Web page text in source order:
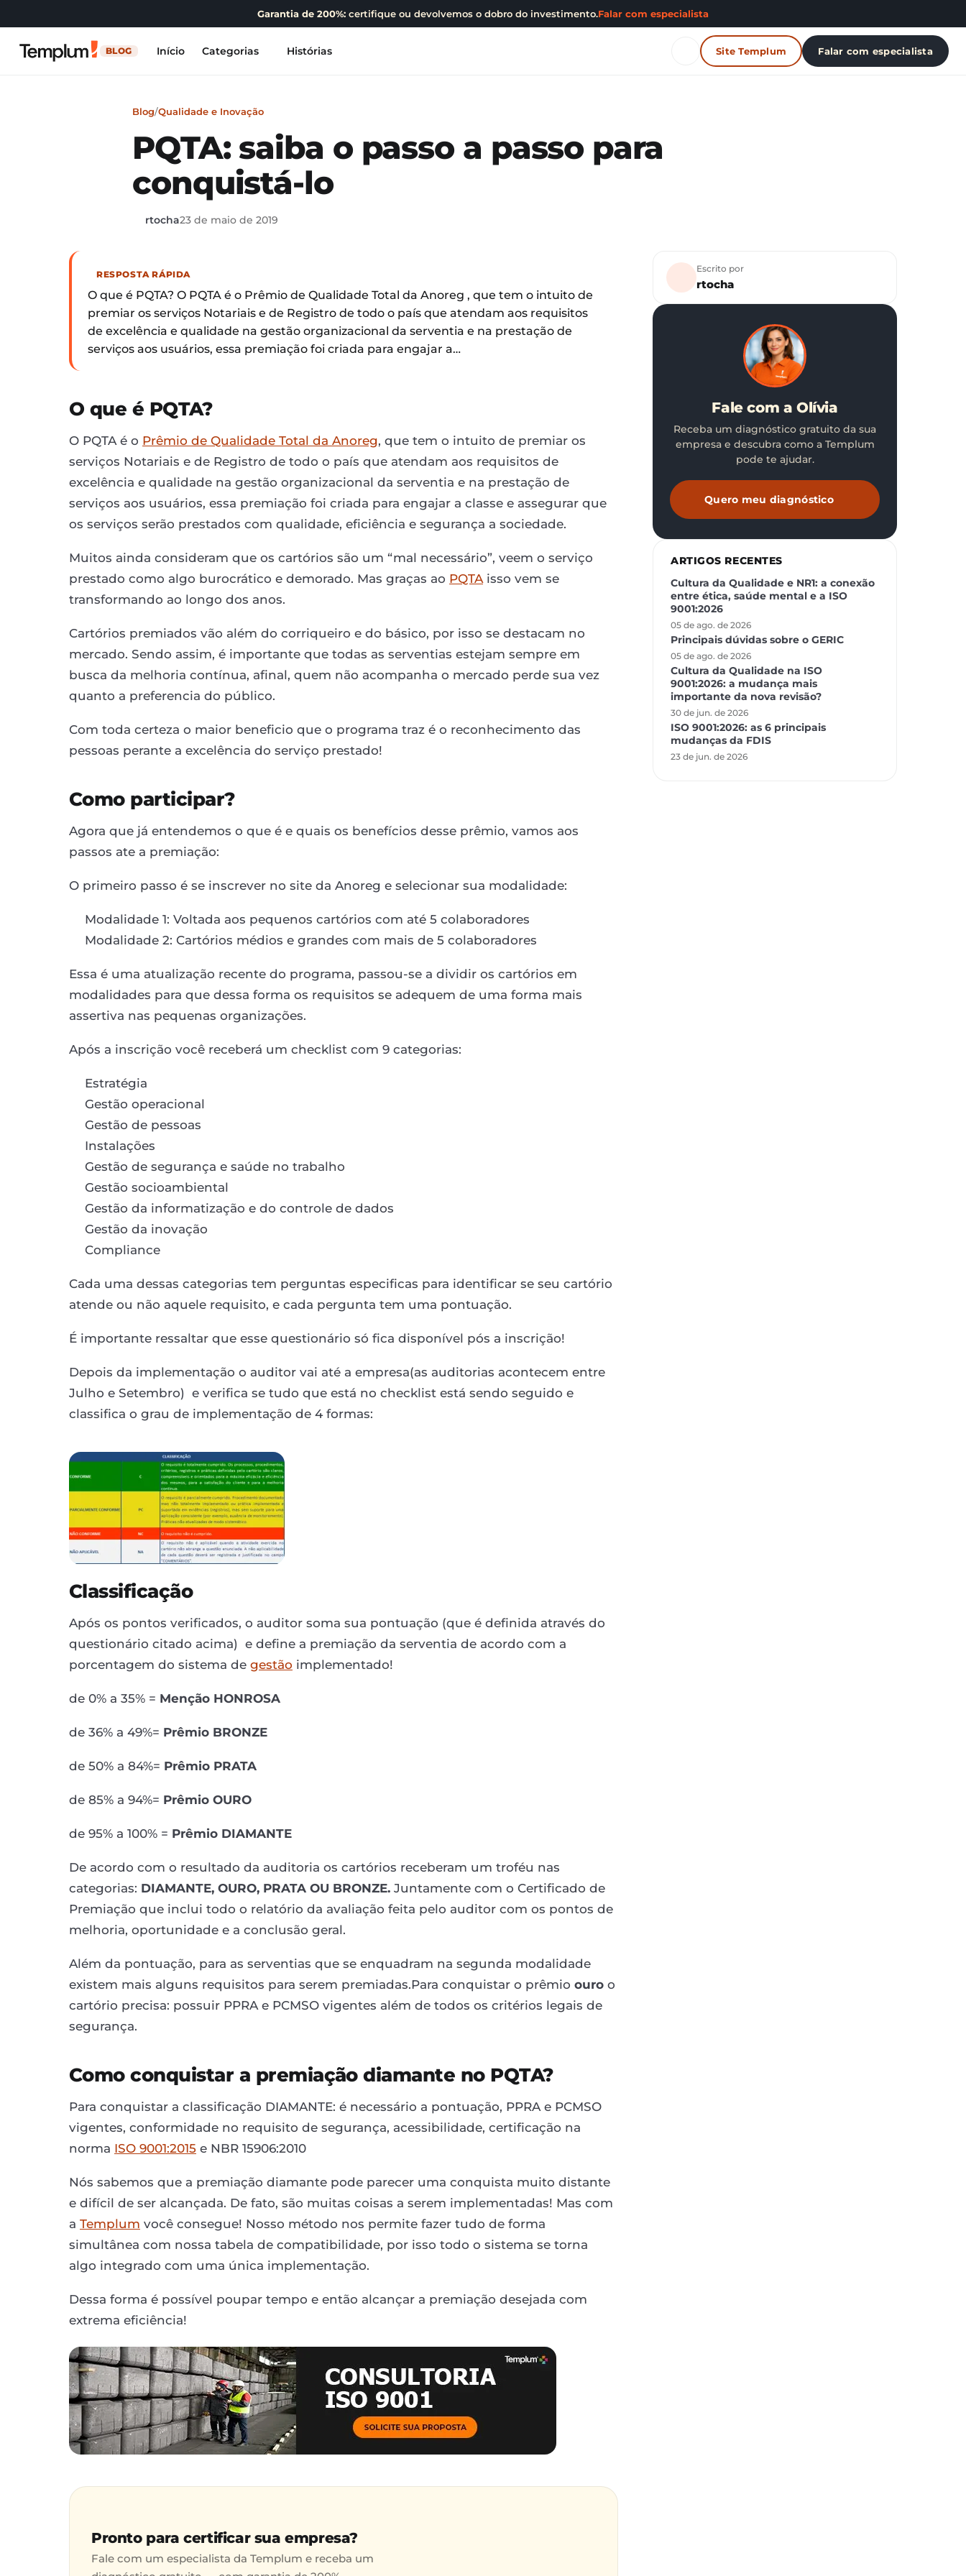
Garantia de 200%: certifique ou devolvemos o dobro do investimento.Falar com especialista
BLOG Início Categorias Histórias Site Templum Falar com especialista
Blog/Qualidade e Inovação
PQTA: saiba o passo a passo para
conquistá-lo
rtocha23 de maio de 2019
RESPOSTA RÁPIDA
O que é PQTA? O PQTA é o Prêmio de Qualidade Total da Anoreg , que tem o intuito de
premiar os serviços Notariais e de Registro de todo o país que atendam aos requisitos
de excelência e qualidade na gestão organizacional da serventia e na prestação de
serviços aos usuários, essa premiação foi criada para engajar a…
O que é PQTA?
O PQTA é o Prêmio de Qualidade Total da Anoreg, que tem o intuito de premiar os
serviços Notariais e de Registro de todo o país que atendam aos requisitos de
excelência e qualidade na gestão organizacional da serventia e na prestação de
serviços aos usuários, essa premiação foi criada para engajar a classe e assegurar que
os serviços serão prestados com qualidade, eficiência e segurança a sociedade.
Muitos ainda consideram que os cartórios são um “mal necessário”, veem o serviço
prestado como algo burocrático e demorado. Mas graças ao PQTA isso vem se
transformando ao longo dos anos.
Cartórios premiados vão além do corriqueiro e do básico, por isso se destacam no
mercado. Sendo assim, é importante que todas as serventias estejam sempre em
busca da melhoria contínua, afinal, quem não acompanha o mercado perde sua vez
quanto a preferencia do público.
Com toda certeza o maior beneficio que o programa traz é o reconhecimento das
pessoas perante a excelência do serviço prestado!
Como participar?
Agora que já entendemos o que é e quais os benefícios desse prêmio, vamos aos
passos ate a premiação:
O primeiro passo é se inscrever no site da Anoreg e selecionar sua modalidade:
Modalidade 1: Voltada aos pequenos cartórios com até 5 colaboradores
Modalidade 2: Cartórios médios e grandes com mais de 5 colaboradores
Essa é uma atualização recente do programa, passou-se a dividir os cartórios em
modalidades para que dessa forma os requisitos se adequem de uma forma mais
assertiva nas pequenas organizações.
Após a inscrição você receberá um checklist com 9 categorias:
Estratégia
Gestão operacional
Gestão de pessoas
Instalações
Gestão de segurança e saúde no trabalho
Gestão socioambiental
Gestão da informatização e do controle de dados
Gestão da inovação
Compliance
Cada uma dessas categorias tem perguntas especificas para identificar se seu cartório
atende ou não aquele requisito, e cada pergunta tem uma pontuação.
É importante ressaltar que esse questionário só fica disponível pós a inscrição!
Depois da implementação o auditor vai até a empresa(as auditorias acontecem entre
Julho e Setembro) e verifica se tudo que está no checklist está sendo seguido e
classifica o grau de implementação de 4 formas:
Classificação
Após os pontos verificados, o auditor soma sua pontuação (que é definida através do
questionário citado acima) e define a premiação da serventia de acordo com a
porcentagem do sistema de gestão implementado!
de 0% a 35% = Menção HONROSA
de 36% a 49%= Prêmio BRONZE
de 50% a 84%= Prêmio PRATA
de 85% a 94%= Prêmio OURO
de 95% a 100% = Prêmio DIAMANTE
De acordo com o resultado da auditoria os cartórios receberam um troféu nas
categorias: DIAMANTE, OURO, PRATA OU BRONZE. Juntamente com o Certificado de
Premiação que inclui todo o relatório da avaliação feita pelo auditor com os pontos de
melhoria, oportunidade e a conclusão geral.
Além da pontuação, para as serventias que se enquadram na segunda modalidade
existem mais alguns requisitos para serem premiadas.Para conquistar o prêmio ouro o
cartório precisa: possuir PPRA e PCMSO vigentes além de todos os critérios legais de
segurança.
Como conquistar a premiação diamante no PQTA?
Para conquistar a classificação DIAMANTE: é necessário a pontuação, PPRA e PCMSO
vigentes, conformidade no requisito de segurança, acessibilidade, certificação na
norma ISO 9001:2015 e NBR 15906:2010
Nós sabemos que a premiação diamante pode parecer uma conquista muito distante
e difícil de ser alcançada. De fato, são muitas coisas a serem implementadas! Mas com
a Templum você consegue! Nosso método nos permite fazer tudo de forma
simultânea com nossa tabela de compatibilidade, por isso todo o sistema se torna
algo integrado com uma única implementação.
Dessa forma é possível poupar tempo e então alcançar a premiação desejada com
extrema eficiência!
Pronto para certificar sua empresa?
Fale com um especialista da Templum e receba um
Escrito por
rtocha
Fale com a Olívia
Receba um diagnóstico gratuito da sua
empresa e descubra como a Templum
pode te ajudar.
Quero meu diagnóstico
ARTIGOS RECENTES
Cultura da Qualidade e NR1: a conexão
entre ética, saúde mental e a ISO
9001:2026
05 de ago. de 2026
Principais dúvidas sobre o GERIC
05 de ago. de 2026
Cultura da Qualidade na ISO
9001:2026: a mudança mais
importante da nova revisão?
30 de jun. de 2026
ISO 9001:2026: as 6 principais
mudanças da FDIS
23 de jun. de 2026